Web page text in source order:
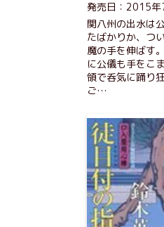
発売日：2015年
関八州の出水は
たばかりか、つ
魔の手を伸ばす
に公儀も手をこ
領で呑気に踊り
ご…